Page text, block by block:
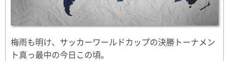
梅雨も明け、サッカーワールドカップの決勝トーナメン
ト真っ最中の今日この頃。